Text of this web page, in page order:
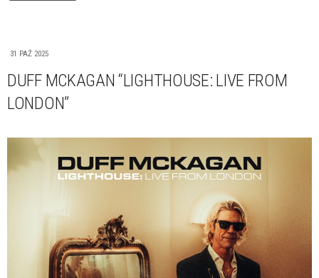
31 PAŹ 2025
DUFF MCKAGAN “LIGHTHOUSE: LIVE FROM
LONDON”